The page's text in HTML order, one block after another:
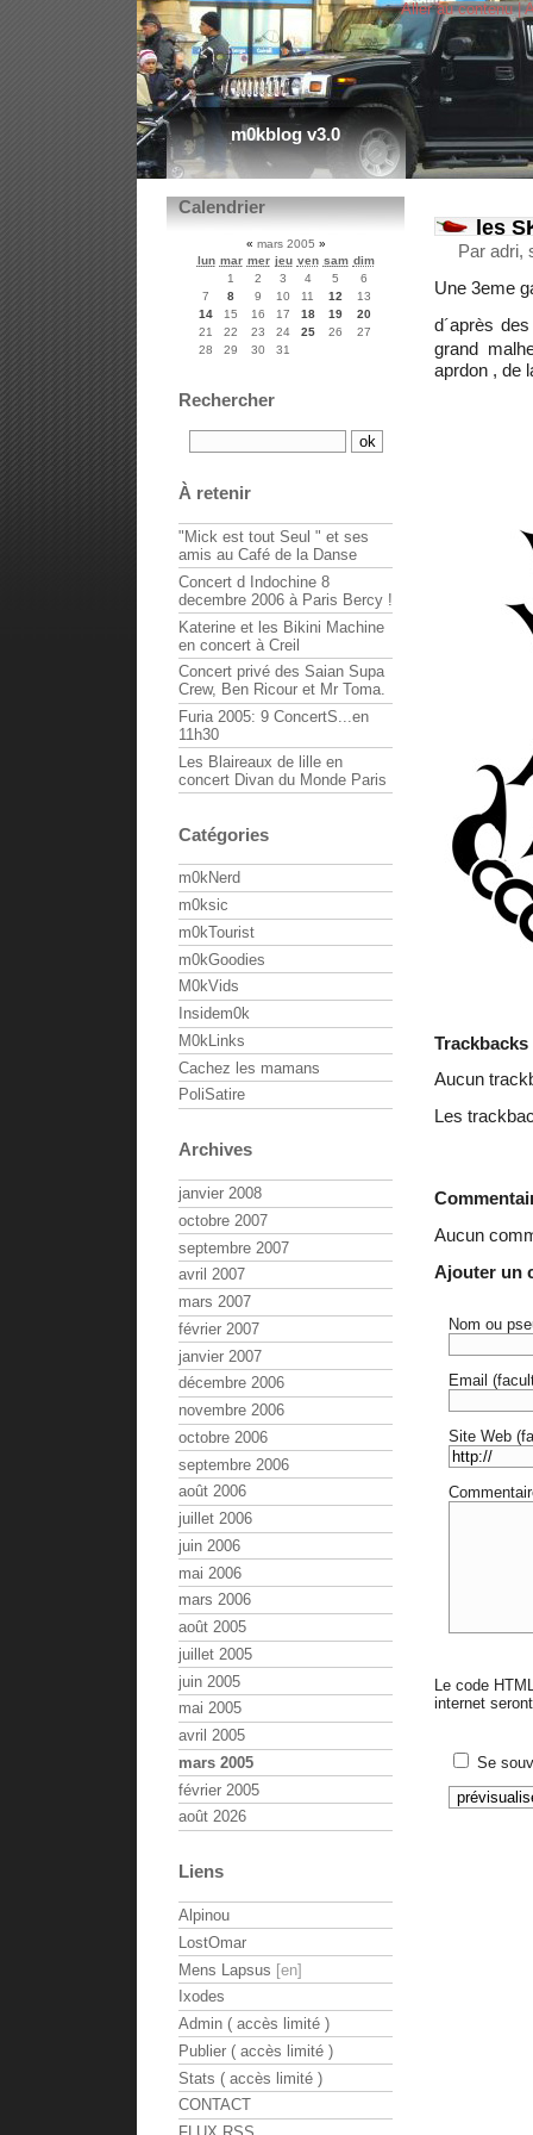
m0kblog v3.0
Aller au contenu|
les
Par adri,
Une 3eme
d´après
grand
aprdon , de
Trackbacks
Aucun
Les
Aucun
Ajouter un
Nom ou
Email
Site Web
Le code
internet
Se
Calendrier
« mars 2005 »
lun mar mer jeu ven sam dim
1
2 3 4 5
6
7
8 9 10 11 12
13
14
15 16 17 18 19
20
21
22 23 24 25 26
27
28
29 30 31
Rechercher
À retenir
"Mick est tout Seul " et ses
amis au Café de la Danse
Concert d Indochine 8
decembre 2006 à Paris Bercy !
Katerine et les Bikini Machine
en concert à Creil
Concert privé des Saian Supa
Crew, Ben Ricour et Mr Toma.
Furia 2005: 9 ConcertS...en
11h30
Les Blaireaux de lille en
concert Divan du Monde Paris
Catégories
m0kNerd
m0ksic
m0kTourist
m0kGoodies
M0kVids
Insidem0k
M0kLinks
Cachez les mamans
PoliSatire
Archives
janvier 2008
octobre 2007
septembre 2007
avril 2007
mars 2007
février 2007
janvier 2007
décembre 2006
novembre 2006
octobre 2006
septembre 2006
août 2006
juillet 2006
juin 2006
mai 2006
mars 2006
août 2005
juillet 2005
juin 2005
mai 2005
avril 2005
mars 2005
février 2005
août 2026
Liens
Alpinou
LostOmar
Mens Lapsus
Ixodes
Admin ( accès limité )
Publier ( accès limité )
Stats ( accès limité )
CONTACT